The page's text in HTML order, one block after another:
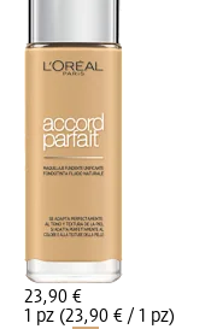
23,90 €
1 pz (23,90 € / 1 pz)